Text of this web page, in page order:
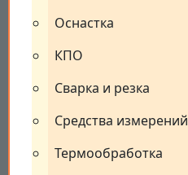
Оснастка
КПО
Сварка и резка
Средства измерений
Термообработка